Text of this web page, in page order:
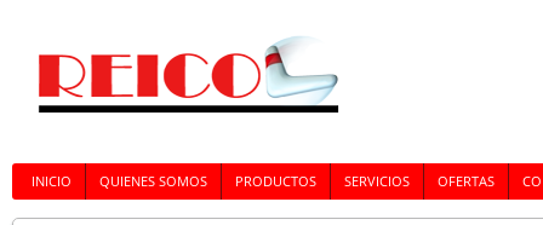
INICIO QUIENES SOMOS PRODUCTOS SERVICIOS OFERTAS